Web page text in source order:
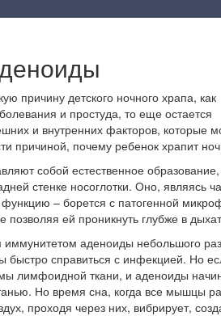
причину детского ночного храпа, как
и простуда, то еще остается
и внутренних факторов, которые
причиной, почему ребенок храпит
собой естественное
стенке носоглотки. Оно, являясь
– борется с патогенной
позволяя ей проникнуть глубже в
аденоиды небольшого
быстро справиться с инфекцией. Но
лимфоидной ткани, и аденоиды
Но время сна, когда все мышцы
проходя через них, вибрирует,